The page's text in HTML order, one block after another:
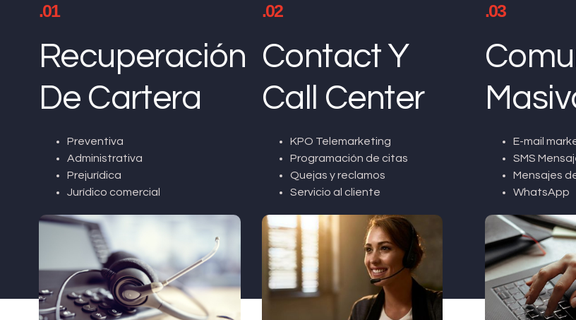
.01
Recuperación
De Cartera
Preventiva
Administrativa
Prejurídica
Jurídico comercial
.02
Contact Y
Call Center
KPO Telemarketing
Programación de citas
Quejas y reclamos
Servicio al cliente
.03
E-mail
SMS
Mensajes
WhatsApp